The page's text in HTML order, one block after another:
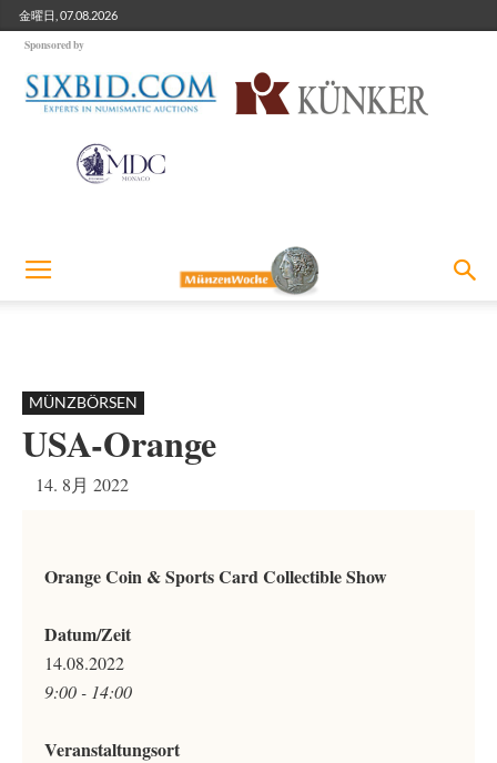
金曜日, 07.08.2026
Sponsored by
MÜNZBÖRSEN
USA-Orange
14. 8月 2022
Orange Coin & Sports Card Collectible Show
Datum/Zeit
14.08.2022
9:00 - 14:00
Veranstaltungsort